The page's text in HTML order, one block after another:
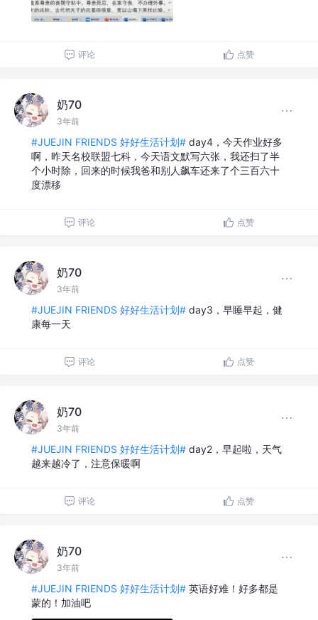
评论 点赞
奶70
3年前
#JUEJIN FRIENDS 好好生活计划# day4，今天作业好多
啊，昨天名校联盟七科，今天语文默写六张，我还扫了半
个小时除，回来的时候我爸和别人飙车还来了个三百六十
度漂移
评论 点赞
奶70
3年前
#JUEJIN FRIENDS 好好生活计划# day3，早睡早起，健
康每一天
评论 点赞
奶70
3年前
#JUEJIN FRIENDS 好好生活计划# day2，早起啦，天气
越来越冷了，注意保暖啊
评论 点赞
奶70
3年前
#JUEJIN FRIENDS 好好生活计划# 英语好难！好多都是
蒙的！加油吧